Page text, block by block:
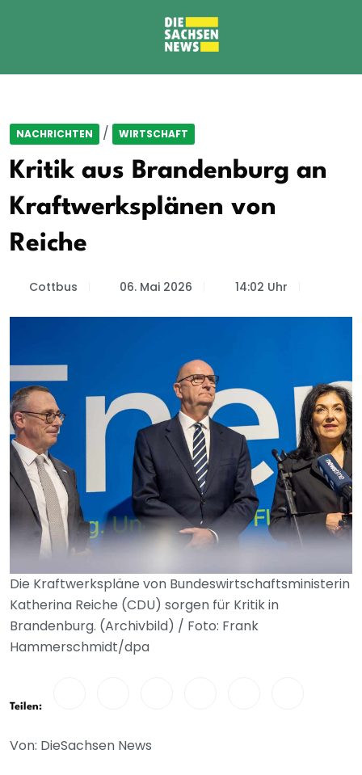
NACHRICHTEN / WIRTSCHAFT
Kritik aus Brandenburg an
Kraftwerksplänen von
Reiche
Cottbus 06. Mai 2026 14:02 Uhr
Die Kraftwerkspläne von Bundeswirtschaftsministerin
Katherina Reiche (CDU) sorgen für Kritik in
Brandenburg. (Archivbild) / Foto: Frank
Hammerschmidt/dpa
Teilen:
Von: DieSachsen News